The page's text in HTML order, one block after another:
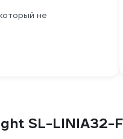
не
SL-LINIA32-